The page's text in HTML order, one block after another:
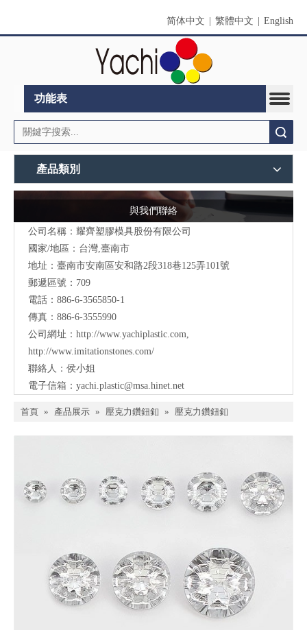
简体中文 繁體中文 English
功能表
產品類別
與我們聯絡
公司名稱：耀齊塑膠模具股份有限公司
國家/地區：台灣,臺南市
地址：臺南市安南區安和路2段318巷125弄101號
郵遞區號：709
電話：886-6-3565850-1
傳真：886-6-3555990
公司網址： http://www.yachiplastic.com
http://www.imitationstones.com/
聯絡人：侯小姐
電子信箱： yachi.plastic@msa.hinet.net
首頁 » 產品展示 » 壓克力鑽鈕釦 » 壓克力鑽鈕釦